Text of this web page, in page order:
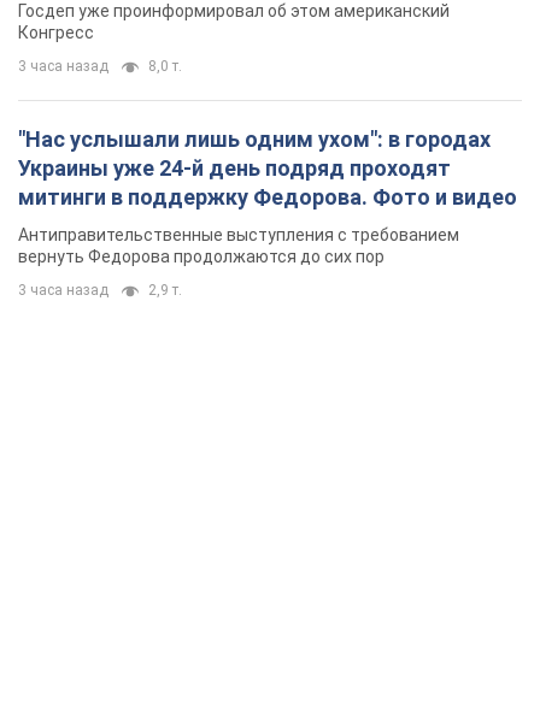
Госдеп уже проинформировал об этом американский
Конгресс
3 часа назад 8,0 т.
"Нас услышали лишь одним ухом": в городах
Украины уже 24-й день подряд проходят
митинги в поддержку Федорова. Фото и видео
Антиправительственные выступления с требованием
вернуть Федорова продолжаются до сих пор
3 часа назад 2,9 т.